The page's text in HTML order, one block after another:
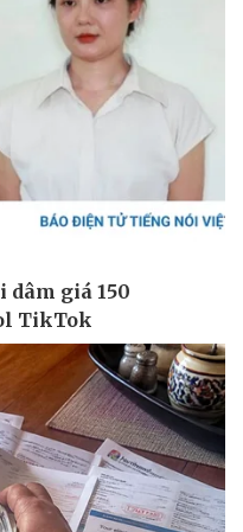
Công nghệ
Tin Công nghệ
Trải nghiệm
Chuyển đổi số